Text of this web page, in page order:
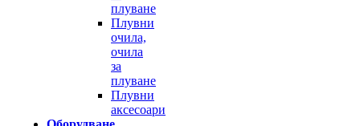
плуване
Плувни
очила,
очила
за
плуване
Плувни
аксесоари